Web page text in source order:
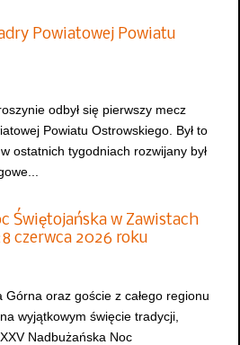
Powiatowej Powiatu
odbył się pierwszy mecz
Powiatu Ostrowskiego. Był to
ostatnich tygodniach rozwijany był
Świętojańska w Zawistach
czerwca 2026 roku
Górna oraz goście z całego regionu
wyjątkowym święcie tradycji,
Nadbużańska Noc